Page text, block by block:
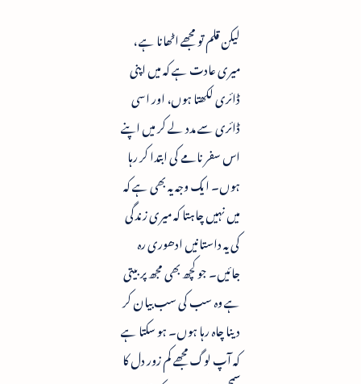
لیکن قلم تو مجھے اٹھانا ہے ،
میری عادت ہے کہ میں اپنی
ڈائری لکھتا ہوں، اور اسی
ڈائری سے مدد لے کر میں اپنے
اس سفر نامے کی ابتدا کر رہا
ہوں۔ ایک وجہ یہ بھی ہے کہ
میں نہیں چاہتا کہ میری زندگی
کی یہ داستانیں ادھوری رہ
جائیں۔ جو کچھ بھی مجھ پر بیتی
ہے وہ سب کی سب بیان کر
دینا چاہ رہا ہوں۔ ہو سکتا ہے
کہ آپ لوگ مجھے کم زور دل کا